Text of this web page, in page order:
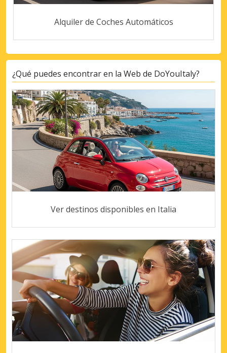
Alquiler de Coches Automáticos
¿Qué puedes encontrar en la Web de DoYouItaly?
Ver destinos disponibles en Italia